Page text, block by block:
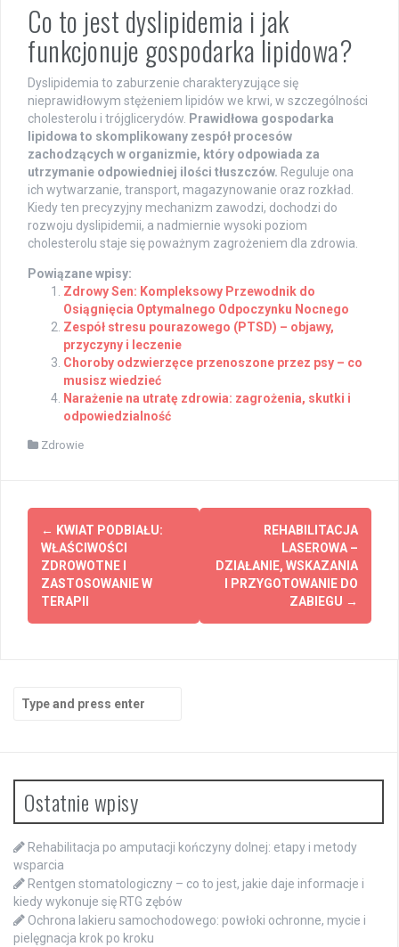
Co to jest dyslipidemia i jak
funkcjonuje gospodarka lipidowa?
Dyslipidemia to zaburzenie charakteryzujące się
nieprawidłowym stężeniem lipidów we krwi, w szczególności
cholesterolu i trójglicerydów. Prawidłowa gospodarka
lipidowa to skomplikowany zespół procesów
zachodzących w organizmie, który odpowiada za
utrzymanie odpowiedniej ilości tłuszczów. Reguluje ona
ich wytwarzanie, transport, magazynowanie oraz rozkład.
Kiedy ten precyzyjny mechanizm zawodzi, dochodzi do
rozwoju dyslipidemii, a nadmiernie wysoki poziom
cholesterolu staje się poważnym zagrożeniem dla zdrowia.
Powiązane wpisy:
Zdrowy Sen: Kompleksowy Przewodnik do
Osiągnięcia Optymalnego Odpoczynku Nocnego
Zespół stresu pourazowego (PTSD) – objawy,
przyczyny i leczenie
Choroby odzwierzęce przenoszone przez psy – co
musisz wiedzieć
Narażenie na utratę zdrowia: zagrożenia, skutki i
odpowiedzialność
Zdrowie
Post
navigation
← KWIAT PODBIAŁU:
WŁAŚCIWOŚCI
ZDROWOTNE I
ZASTOSOWANIE W
TERAPII
REHABILITACJA
LASEROWA –
DZIAŁANIE, WSKAZANIA
I PRZYGOTOWANIE DO
ZABIEGU →
Search
for:
Ostatnie wpisy
Rehabilitacja po amputacji kończyny dolnej: etapy i metody
wsparcia
Rentgen stomatologiczny – co to jest, jakie daje informacje i
kiedy wykonuje się RTG zębów
Ochrona lakieru samochodowego: powłoki ochronne, mycie i
pielęgnacja krok po kroku